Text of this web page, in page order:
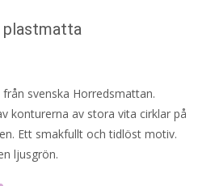
plastmatta
svenska Horredsmattan.
konturerna av stora vita cirklar på
Ett smakfullt och tidlöst motiv.
ljusgrön.